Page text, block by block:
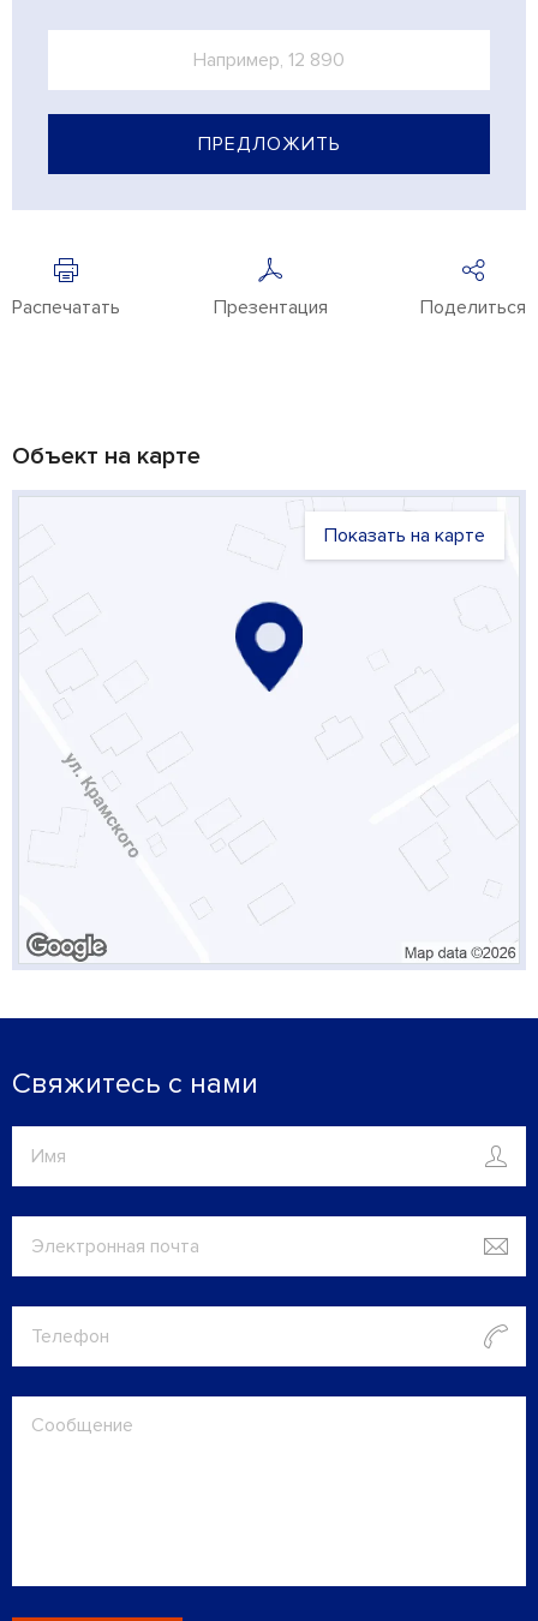
ПРЕДЛОЖИТЬ
Распечатать Презентация Поделиться
Объект на карте
Показать на карте
Свяжитесь с нами